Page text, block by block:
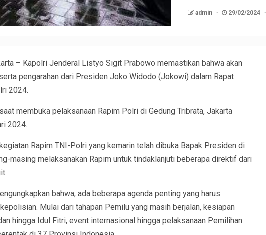
admin 29/02/2024
– Kapolri Jenderal Listyo Sigit Prabowo memastikan bahwa akan
pengarahan dari Presiden Joko Widodo (Jokowi) dalam Rapat
2024.
membuka pelaksanaan Rapim Polri di Gedung Tribrata, Jakarta
2024.
Rapim TNI-Polri yang kemarin telah dibuka Bapak Presiden di
masing melaksanakan Rapim untuk tindaklanjuti beberapa direktif dari
bahwa, ada beberapa agenda penting yang harus
Mulai dari tahapan Pemilu yang masih berjalan, kesiapan
hingga Idul Fitri, event internasional hingga pelaksanaan Pemilihan